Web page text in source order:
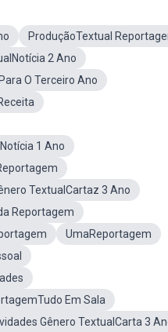
ProduçãoTextual
2 Ano
O Terceiro Ano
1 Ano
TextualCartaz 3 Ano
Reportagem
UmaReportagem
Em Sala
Gênero TextualCarta 3